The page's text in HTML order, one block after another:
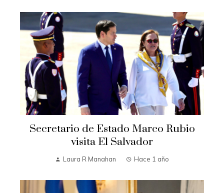
Secretario de Estado Marco Rubio
visita El Salvador
Laura R Manahan Hace 1 año